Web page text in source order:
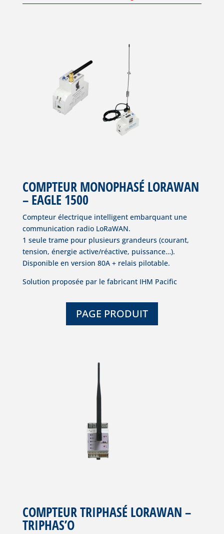
COMPTEUR MONOPHASÉ LORAWAN
– EAGLE 1500
Compteur électrique intelligent embarquant une
communication radio LoRaWAN.
1 seule trame pour plusieurs grandeurs (courant,
tension, énergie active/réactive, puissance…).
Disponible en version 80A + relais pilotable.
Solution proposée par le fabricant IHM Pacific
PAGE PRODUIT
COMPTEUR TRIPHASÉ LORAWAN –
TRIPHAS’O